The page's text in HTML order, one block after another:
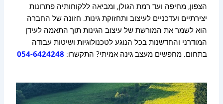
הצפון, מחיפה ועד רמת הגולן, ומביאה ללקוחותיה פתרונות
יצירתיים ועדכניים לעיצוב ותחזוקת גינות. חזונה של החברה
הוא לשמר את המורשת של עיצוב הגינות תוך התאמה לעידן
המודרני והחדשנות בכל הנוגע לטכנולוגיות ושיטות עבודה
בתחום. מחפשים מעצב גינה אמיתי? התקשרו: 054-6424248